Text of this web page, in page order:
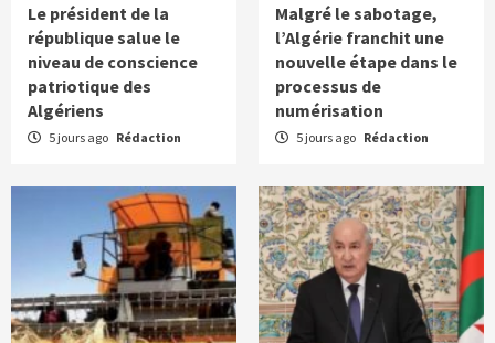
Le président de la
république salue le
niveau de conscience
patriotique des
Algériens
5 jours ago Rédaction
Malgré le sabotage,
l’Algérie franchit une
nouvelle étape dans le
processus de
numérisation
5 jours ago Rédaction